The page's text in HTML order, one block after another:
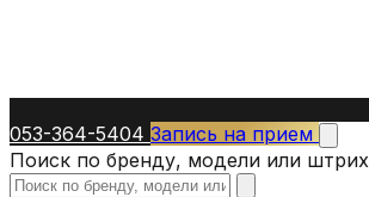
053-364-5404 Запись на прием
Поиск по бренду, модели или